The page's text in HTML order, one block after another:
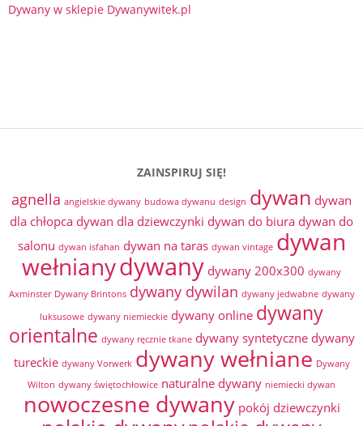
Dywany w sklepie Dywanywitek.pl
ZAINSPIRUJ SIĘ!
agnella angielskie dywany budowa dywanu design dywan dywan
dla chłopca dywan dla dziewczynki dywan do biura dywan do
salonu dywan isfahan dywan na taras dywan vintage dywan
wełnianydywany dywany 200x300 dywany
Axminster Dywany Brintons dywany dywilan dywany jedwabne dywany
luksusowe dywany niemieckie dywany online dywany
orientalne dywany ręcznie tkane dywany syntetyczne dywany
tureckie dywany Vorwerk dywany wełniane Dywany
Wilton dywany świętochłowice naturalne dywany niemiecki dywan
nowoczesne dywany pokój dziewczynki